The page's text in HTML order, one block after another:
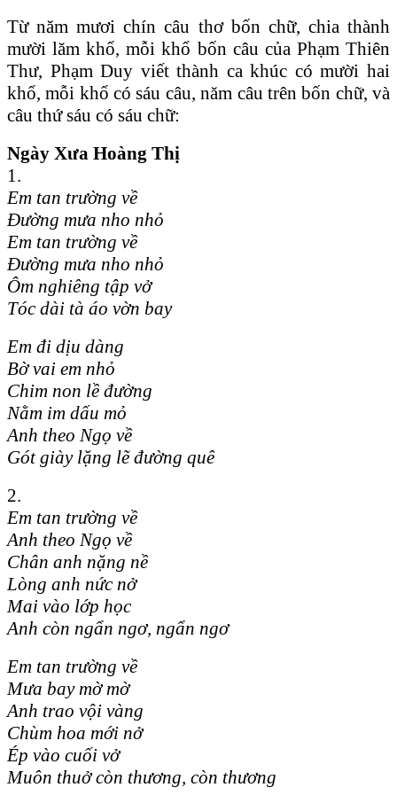
Từ năm mươi chín câu thơ bốn chữ, chia thành
mười lăm khổ, mỗi khổ bốn câu của Phạm Thiên
Thư, Phạm Duy viết thành ca khúc có mười hai
khổ, mỗi khổ có sáu câu, năm câu trên bốn chữ, và
câu thứ sáu có sáu chữ:
Ngày Xưa Hoàng Thị
1.
Em tan trường về
Đường mưa nho nhỏ
Em tan trường về
Đường mưa nho nhỏ
Ôm nghiêng tập vở
Tóc dài tà áo vờn bay
Em đi dịu dàng
Bờ vai em nhỏ
Chim non lề đường
Nằm im dấu mỏ
Anh theo Ngọ về
Gót giày lặng lẽ đường quê
2.
Em tan trường về
Anh theo Ngọ về
Chân anh nặng nề
Lòng anh nức nở
Mai vào lớp học
Anh còn ngẩn ngơ, ngẩn ngơ
Em tan trường về
Mưa bay mờ mờ
Anh trao vội vàng
Chùm hoa mới nở
Ép vào cuối vở
Muôn thuở còn thương, còn thương